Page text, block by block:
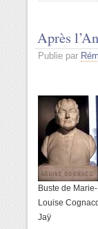
Après
Publie par
Buste de Marie-
Louise
Jaÿ